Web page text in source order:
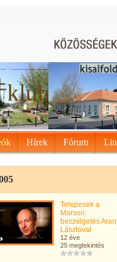
klub
Hírek Fórum
Telepesek a
Marson:
beszélgetés
Lászlóval
12 éve
25 megtekintés